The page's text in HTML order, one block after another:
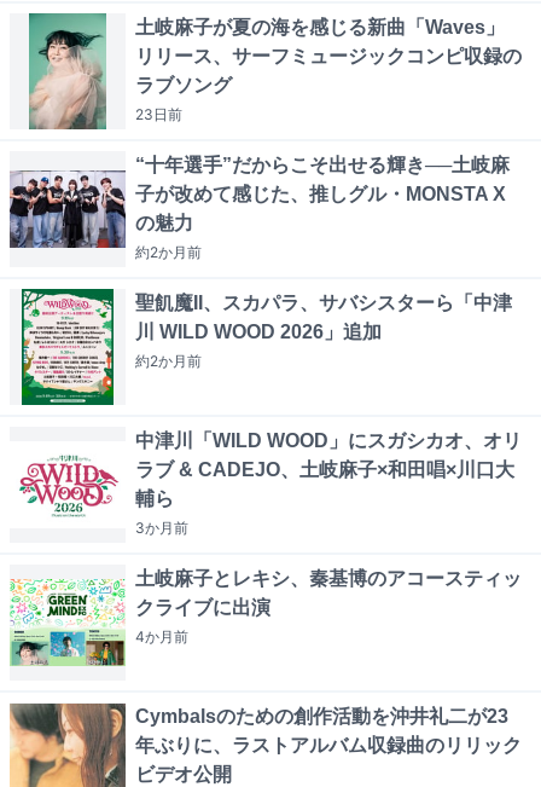
土岐麻子が夏の海を感じる新曲「Waves」
リリース、サーフミュージックコンピ収録の
ラブソング
23日前
“十年選手”だからこそ出せる輝き──土岐麻
子が改めて感じた、推しグル・MONSTA X
の魅力
約2か月前
聖飢魔II、スカパラ、サバシスターら「中津
川 WILD WOOD 2026」追加
約2か月前
中津川「WILD WOOD」にスガシカオ、オリ
ラブ & CADEJO、土岐麻子×和田唱×川口大
輔ら
3か月前
土岐麻子とレキシ、秦基博のアコースティッ
クライブに出演
4か月前
Cymbalsのための創作活動を沖井礼二が23
年ぶりに、ラストアルバム収録曲のリリック
ビデオ公開